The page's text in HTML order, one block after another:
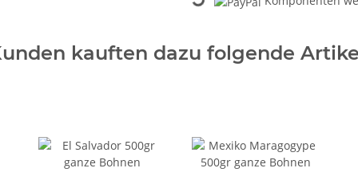
Loading...
kauften dazu folgende